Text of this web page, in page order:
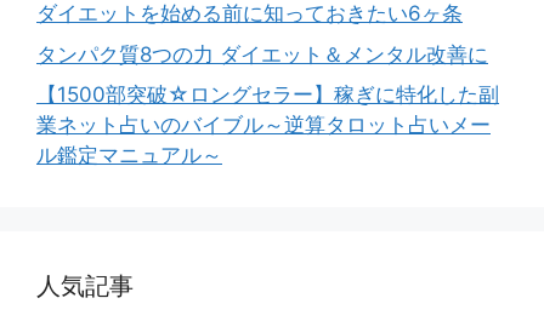
ダイエットを始める前に知っておきたい6ヶ条
タンパク質8つの力 ダイエット＆メンタル改善に
【1500部突破☆ロングセラー】稼ぎに特化した副
業ネット占いのバイブル～逆算タロット占いメー
ル鑑定マニュアル～
人気記事